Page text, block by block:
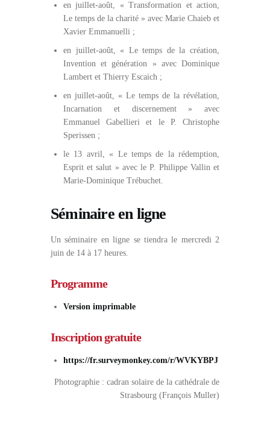
en juillet-août, « Transformation et action,
Le temps de la charité » avec Marie Chaieb et
Xavier Emmanuelli ;
en juillet-août, « Le temps de la création,
Invention et génération » avec Dominique
Lambert et Thierry Escaich ;
en juillet-août, « Le temps de la révélation,
Incarnation et discernement » avec
Emmanuel Gabellieri et le P. Christophe
Sperissen ;
le 13 avril, « Le temps de la rédemption,
Esprit et salut » avec le P. Philippe Vallin et
Marie-Dominique Trébuchet.
Séminaire en ligne
Un séminaire en ligne se tiendra le mercredi 2
juin de 14 à 17 heures.
Programme
Version imprimable
Inscription gratuite
https://fr.surveymonkey.com/r/WVKYBPJ
Photographie : cadran solaire de la cathédrale de
Strasbourg (François Muller)